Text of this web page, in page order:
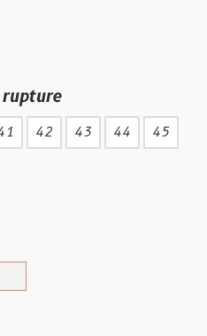
rupture
42 43 44
45